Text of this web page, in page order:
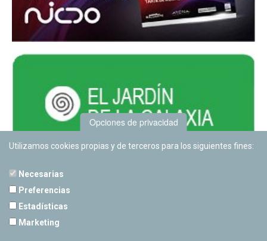
Opciones de privacidad
Utilizamos cookies propias y de terceros para los siguientes fines:
Necesarias
Preferencias
Estadísticas
Marketing